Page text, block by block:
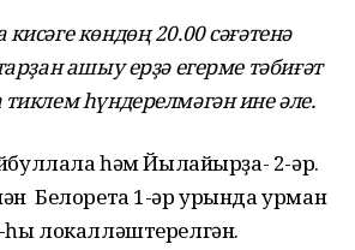
көндөң 20.00 сәғәтенә
ашыу ерҙә егерме тәбиғәт
һүндерелмәгән ине әле.
һәм Йылайырҙа- 2-әр.
Белорета 1-әр урында урман
локалләштерелгән.